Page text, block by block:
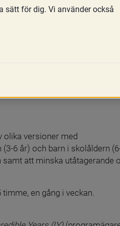
versioner med
6 år) och barn i skolåldern
att minska utåtagerande
en gång i veckan.
sätt för dig. Vi använder också